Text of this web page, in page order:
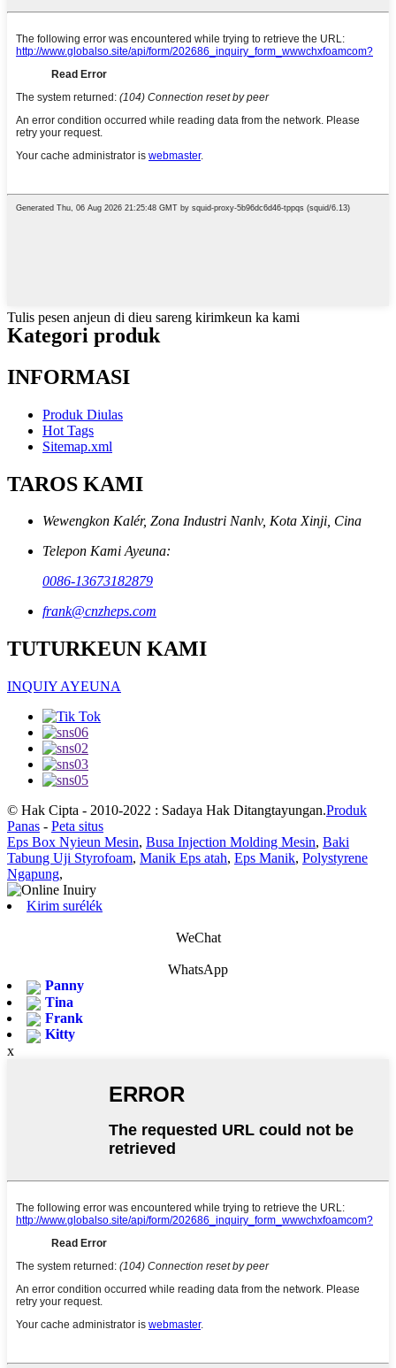
Tulis pesen anjeun di dieu sareng kirimkeun ka kami
Kategori produk
INFORMASI
Produk Diulas
Hot Tags
Sitemap.xml
TAROS KAMI
Wewengkon Kalér, Zona Industri Nanlv, Kota Xinji, Cina
Telepon Kami Ayeuna:
0086-13673182879
frank@cnzheps.com
TUTURKEUN KAMI
INQUIY AYEUNA
© Hak Cipta - 2010-2022 : Sadaya Hak Ditangtayungan.Produk
Panas - Peta situs
Eps Box Nyieun Mesin, Busa Injection Molding Mesin, Baki
Tabung Uji Styrofoam, Manik Eps atah, Eps Manik, Polystyrene
Ngapung,
Kirim surélék
WeChat
WhatsApp
Panny
Tina
Frank
Kitty
x